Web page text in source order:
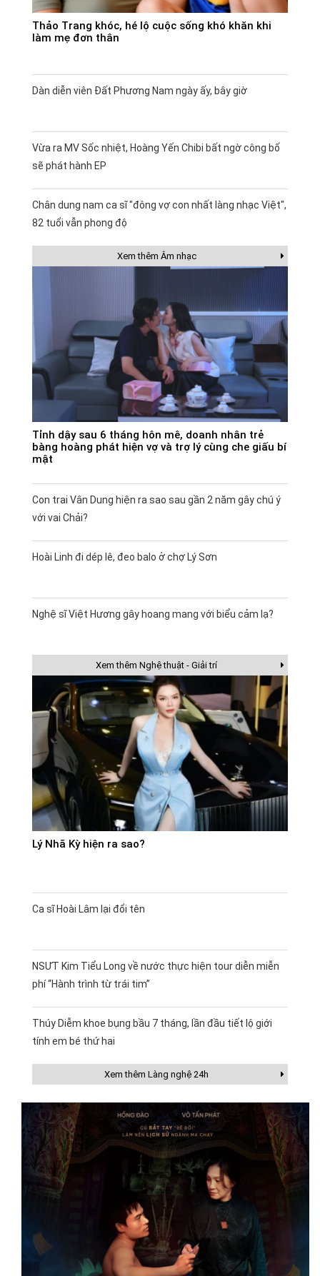
Thảo Trang khóc, hé lộ cuộc sống khó khăn khi
làm mẹ đơn thân
Dàn diễn viên Đất Phương Nam ngày ấy, bây giờ
Vừa ra MV Sốc nhiệt, Hoàng Yến Chibi bất ngờ công bố
sẽ phát hành EP
Chân dung nam ca sĩ "đông vợ con nhất làng nhạc Việt",
82 tuổi vẫn phong độ
Xem thêm Âm nhạc
Tỉnh dậy sau 6 tháng hôn mê, doanh nhân trẻ
bàng hoàng phát hiện vợ và trợ lý cùng che giấu bí
mật
Con trai Vân Dung hiện ra sao sau gần 2 năm gây chú ý
với vai Chải?
Hoài Linh đi dép lê, đeo balo ở chợ Lý Sơn
Nghệ sĩ Việt Hương gây hoang mang với biểu cảm lạ?
Xem thêm Nghệ thuật - Giải trí
Lý Nhã Kỳ hiện ra sao?
Ca sĩ Hoài Lâm lại đổi tên
NSƯT Kim Tiểu Long về nước thực hiện tour diễn miễn
phí “Hành trình từ trái tim”
Thúy Diễm khoe bụng bầu 7 tháng, lần đầu tiết lộ giới
tính em bé thứ hai
Xem thêm Làng nghệ 24h